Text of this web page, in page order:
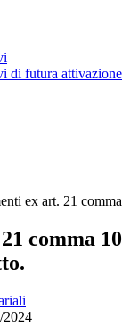
di futura attivazione
ex art. 21
comma
2024